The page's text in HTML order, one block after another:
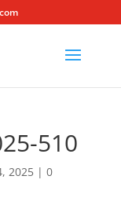
510
2025| 0